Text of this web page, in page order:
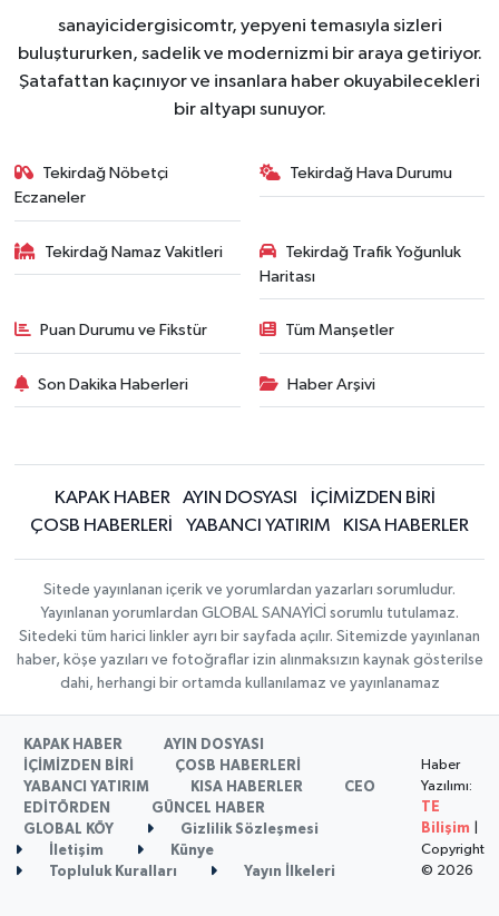
sanayicidergisicomtr, yepyeni temasıyla sizleri
buluştururken, sadelik ve modernizmi bir araya getiriyor.
Şatafattan kaçınıyor ve insanlara haber okuyabilecekleri
bir altyapı sunuyor.
Tekirdağ Nöbetçi
Eczaneler
Tekirdağ Hava Durumu
Tekirdağ Namaz Vakitleri
Tekirdağ Trafik Yoğunluk
Haritası
Puan Durumu ve Fikstür Tüm Manşetler
Son Dakika Haberleri Haber Arşivi
KAPAK HABER AYIN DOSYASI
İÇİMİZDEN BİRİ
ÇOSB HABERLERİ
YABANCI YATIRIM KISA HABERLER
Sitede yayınlanan içerik ve yorumlardan yazarları sorumludur.
Yayınlanan yorumlardan GLOBAL SANAYİCİ sorumlu tutulamaz.
Sitedeki tüm harici linkler ayrı bir sayfada açılır. Sitemizde yayınlanan
haber, köşe yazıları ve fotoğraflar izin alınmaksızın kaynak gösterilse
dahi, herhangi bir ortamda kullanılamaz ve yayınlanamaz
KAPAK HABER
AYIN DOSYASI
İÇİMİZDEN BİRİ
ÇOSB HABERLERİ
YABANCI YATIRIM
KISA HABERLER
CEO
EDİTÖRDEN
GÜNCEL HABER
GLOBAL KÖY
Gizlilik Sözleşmesi
İletişim
Künye
Topluluk Kuralları
Yayın İlkeleri
Haber
Yazılımı:
TE
Bilişim
Copyright
© 2026